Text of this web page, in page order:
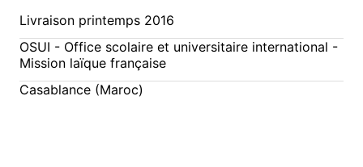
Livraison printemps 2016
OSUI - Office scolaire et universitaire international -
Mission laïque française
Casablance (Maroc)